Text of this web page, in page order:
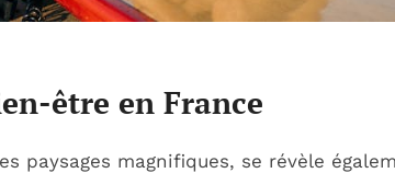
être en France
paysages magnifiques, se révèle